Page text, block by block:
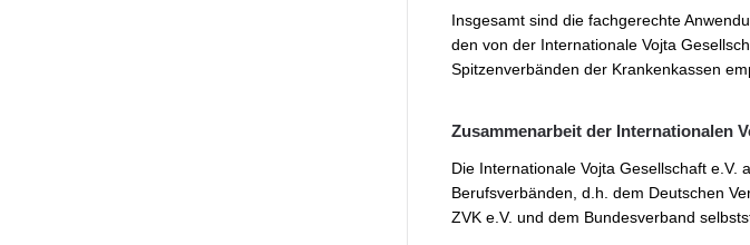
Insgesamt sind die fachgerechte
den von der Internationale Vojta
Spitzenverbänden der Krankenkassen
Zusammenarbeit der Internationalen
Die Internationale Vojta Gesellschaft
Berufsverbänden, d.h. dem Deutschen
ZVK e.V. und dem Bundesverband